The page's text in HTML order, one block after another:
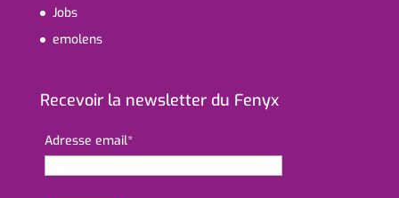
Jobs
emolens
Recevoir la newsletter du Fenyx
Adresse email*